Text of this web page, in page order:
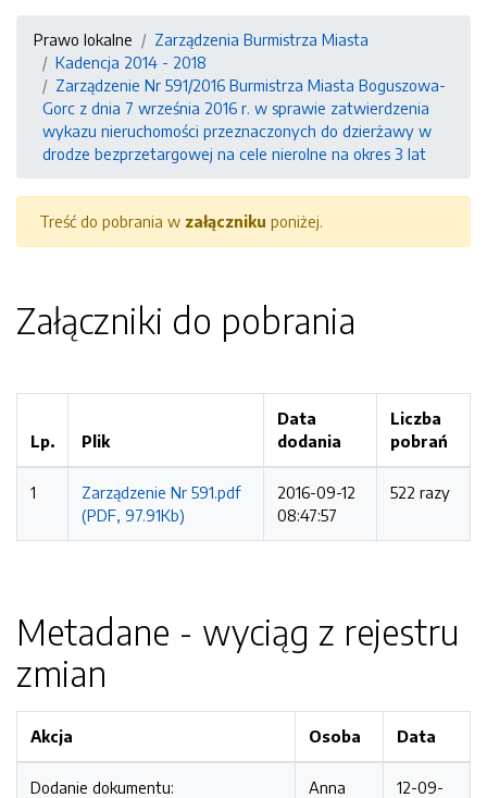
Prawo lokalne
Zarządzenia Burmistrza Miasta
Kadencja 2014 - 2018
Zarządzenie Nr 591/2016 Burmistrza Miasta Boguszowa-
Gorc z dnia 7 września 2016 r. w sprawie zatwierdzenia
wykazu nieruchomości przeznaczonych do dzierżawy w
drodze bezprzetargowej na cele nierolne na okres 3 lat
Treść do pobrania w załączniku poniżej.
Załączniki do pobrania
Lp. Plik
Data
dodania
Liczba
pobrań
1
Zarządzenie Nr 591.pdf
(PDF, 97.91Kb)
2016-09-12
08:47:57
522 razy
Metadane - wyciąg z rejestru
zmian
Akcja Osoba Data
Dodanie dokumentu:
Anna
12-09-